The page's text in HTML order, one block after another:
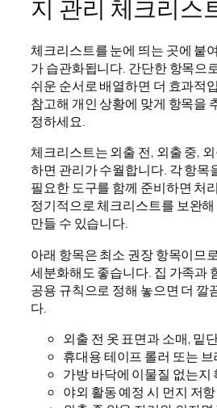
지 관리 체크리스
체크리스트를 눈에 띄는 곳에 붙
가 습관화됩니다. 간단한 항목으
쉬운 순서로 배열하면 더 효과적
참고해 개인 상황에 맞게 항목을
정하세요.
체크리스트는 외출 전, 외출 중,
하면 관리가 수월합니다. 각 항목
필요한 도구를 함께 준비하면 처
정기적으로 체크리스트를 보완
만들 수 있습니다.
아래 항목은 최소 권장 항목이므
세분화해도 좋습니다. 집 가족과
공용 규칙으로 정해 놓으면 더 깔
다.
외출 전 옷 표면과 소매, 밑
휴대용 테이프 롤러 또는
가방 바닥에 이물질 없는지
야외 활동 예정 시 먼지 저